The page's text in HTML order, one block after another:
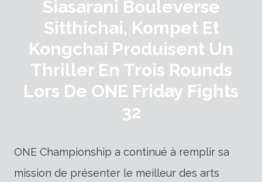
Siasarani Bouleverse
Sitthichai, Kompet Et
Kongchai Produisent Un
Thriller En Trois Rounds
Lors De ONE Friday Fights
32
ONE Championship a continué à remplir sa
mission de présenter le meilleur des arts